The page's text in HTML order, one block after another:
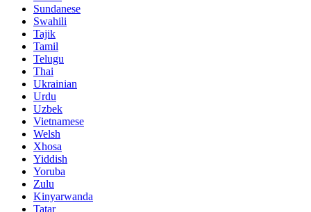
Sundanese
Swahili
Tajik
Tamil
Telugu
Thai
Ukrainian
Urdu
Uzbek
Vietnamese
Welsh
Xhosa
Yiddish
Yoruba
Zulu
Kinyarwanda
Tatar